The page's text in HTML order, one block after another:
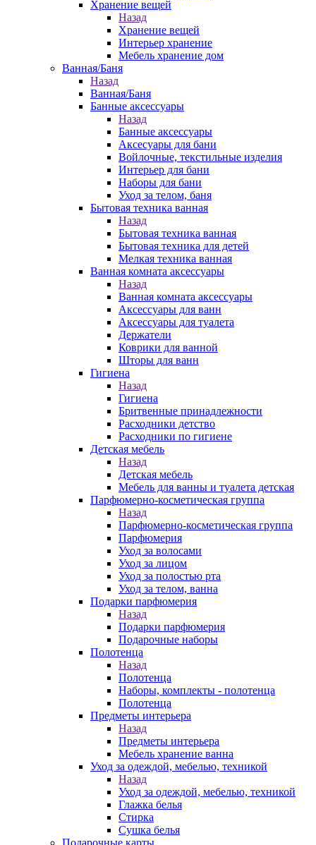
Хранение вещей
Назад
Хранение вещей
Интерьер хранение
Мебель хранение дом
Ванная/Баня
Назад
Ванная/Баня
Банные аксессуары
Назад
Банные аксессуары
Аксесуары для бани
Войлочные, текстильные изделия
Интерьер для бани
Наборы для бани
Уход за телом, баня
Бытовая техника ванная
Назад
Бытовая техника ванная
Бытовая техника для детей
Мелкая техника ванная
Ванная комната аксессуары
Назад
Ванная комната аксессуары
Аксессуары для ванн
Аксессуары для туалета
Держатели
Коврики для ванной
Шторы для ванн
Гигиена
Назад
Гигиена
Бритвенные принадлежности
Расходники детство
Расходники по гигиене
Детская мебель
Назад
Детская мебель
Мебель для ванны и туалета детская
Парфюмерно-косметическая группа
Назад
Парфюмерно-косметическая группа
Парфюмерия
Уход за волосами
Уход за лицом
Уход за полостью рта
Уход за телом, ванна
Подарки парфюмерия
Назад
Подарки парфюмерия
Подарочные наборы
Полотенца
Назад
Полотенца
Наборы, комплекты - полотенца
Полотенца
Предметы интерьера
Назад
Предметы интерьера
Мебель хранение ванна
Уход за одеждой, мебелью, техникой
Назад
Уход за одеждой, мебелью, техникой
Глажка белья
Стирка
Сушка белья
Подарочные карты